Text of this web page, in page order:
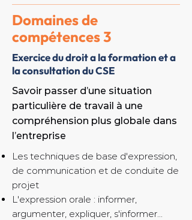
Domaines de
compétences 3
Exercice du droit a la formation et a
la consultation du CSE
Savoir passer d’une situation
particulière de travail à une
compréhension plus globale dans
l’entreprise
Les techniques de base d'expression,
de communication et de conduite de
projet
L'expression orale : informer,
argumenter, expliquer, s'informer...